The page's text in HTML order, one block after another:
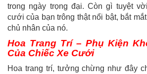
trong ngày trọng đại. Còn gì tuyệt
cưới của bạn trông thật nổi bật, bắt
chủ nhân của nó.
Hoa Trang Trí – Phụ Kiện
Của Chiếc Xe Cưới
Hoa trang trí, tưởng chừng như đây